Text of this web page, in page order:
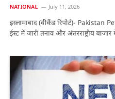
NATIONAL July 11, 2026
इस्लामाबाद (वीकैंड रिपोर्ट)-
ईस्ट में जारी तनाव और अंतरराष्ट्रीय